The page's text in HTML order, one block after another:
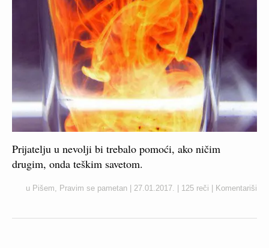
Prijatelju u nevolji bi trebalo pomoći, ako ničim
drugim, onda teškim savetom.
u Pišem, Pravim se pametan 27.01.2017. 125 reči Komentariši